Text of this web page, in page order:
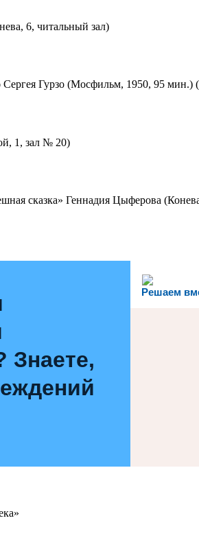
6, читальный зал)
Гурзо (Мосфильм, 1950, 95 мин.)
1, зал № 20)
сказка» Геннадия Цыферова
Решаем
Знаете,